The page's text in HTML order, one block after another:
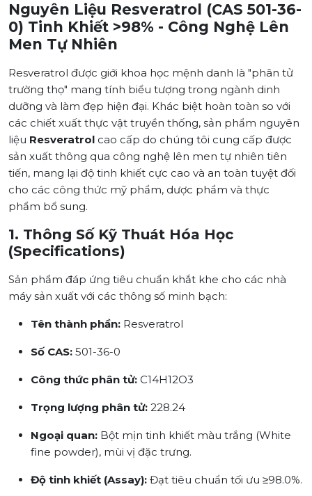
Nguyên Liệu Resveratrol (CAS 501-36-
0) Tinh Khiết >98% - Công Nghệ Lên
Men Tự Nhiên
Resveratrol được giới khoa học mệnh danh là "phân tử
trường thọ" mang tính biểu tượng trong ngành dinh
dưỡng và làm đẹp hiện đại. Khác biệt hoàn toàn so với
các chiết xuất thực vật truyền thống, sản phẩm nguyên
liệu Resveratrol cao cấp do chúng tôi cung cấp được
sản xuất thông qua công nghệ lên men tự nhiên tiên
tiến, mang lại độ tinh khiết cực cao và an toàn tuyệt đối
cho các công thức mỹ phẩm, dược phẩm và thực
phẩm bổ sung.
1. Thông Số Kỹ Thuát Hóa Học
(Specifications)
Sản phẩm đáp ứng tiêu chuẩn khắt khe cho các nhà
máy sản xuất với các thông số minh bạch:
Tên thành phần: Resveratrol
Số CAS: 501-36-0
Công thức phân tử: C14​H12​O3​
Trọng lượng phân tử: 228.24
Ngoại quan: Bột mịn tinh khiết màu trắng (White
fine powder), mùi vị đặc trưng.
Độ tinh khiết (Assay): Đạt tiêu chuẩn tối ưu ≥98.0%.